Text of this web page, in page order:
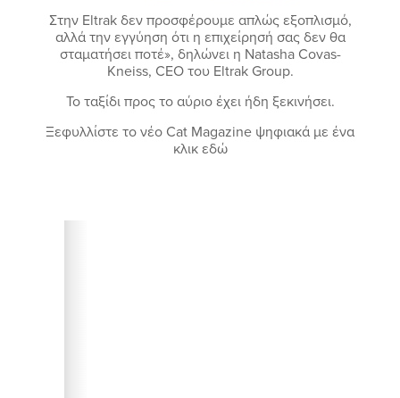
Στην Eltrak δεν προσφέρουμε απλώς εξοπλισμό,
αλλά την εγγύηση ότι η επιχείρησή σας δεν θα
σταματήσει ποτέ», δηλώνει η Natasha Covas-
Kneiss, CEO του Eltrak Group.
Το ταξίδι προς το αύριο έχει ήδη ξεκινήσει.
Ξεφυλλίστε το νέο Cat Magazine ψηφιακά με ένα
κλικ εδώ